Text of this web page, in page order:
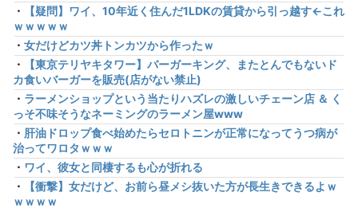
・
【疑問】ワイ、10年近く住んだ1LDKの賃貸から引っ越す←これ
ｗｗｗｗｗ
・ 女だけどカツ丼トンカツから作ったｗ
・
【東京テリヤキタワー】バーガーキング、またとんでもないド
カ食いバーガーを販売(店がない禁止)
・ ラーメンショップという当たりハズレの激しいチェーン店 ＆ く
っそ不味そうなネーミングのラーメン屋www
・ 肝油ドロップ食べ始めたらセロトニンが正常になってうつ病が
治ってワロタｗｗｗ
・ ワイ、彼女と同棲するも心が折れる
・
【衝撃】女だけど、お前ら昼メシ抜いた方が長生きできるよｗ
ｗｗｗｗ